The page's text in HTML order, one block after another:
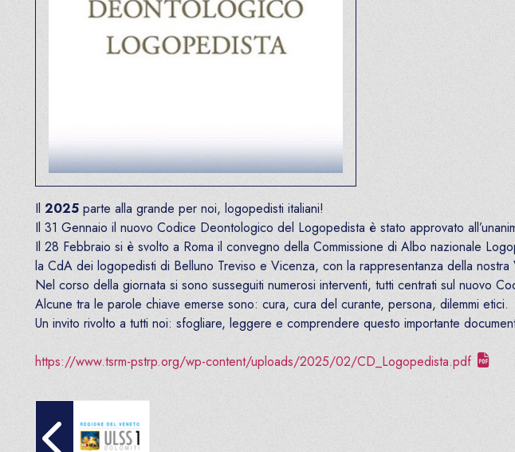
Il 2025 parte alla grande per noi, logopedisti italiani!
Il 31 Gennaio il nuovo Codice Deontologico del Logopedista è stato approvato
Il 28 Febbraio si è svolto a Roma il convegno della Commissione di Albo nazionale
la CdA dei logopedisti di Belluno Treviso e Vicenza, con la rappresentanza della
Nel corso della giornata si sono susseguiti numerosi interventi, tutti centrati sul nuovo
Alcune tra le parole chiave emerse sono: cura, cura del curante, persona, dilemmi etici.
Un invito rivolto a tutti noi: sfogliare, leggere e comprendere questo importante
https://www.tsrm-pstrp.org/wp-content/uploads/2025/02/CD_Logopedista.pdf